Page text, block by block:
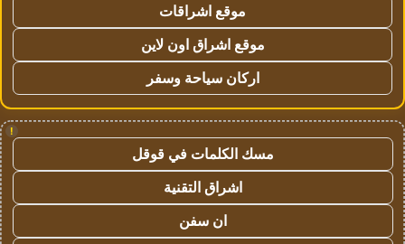
موقع اشراقات
موقع اشراق اون لاين
اركان سياحة وسفر
!
مسك الكلمات في قوقل
اشراق التقنية
ان سفن